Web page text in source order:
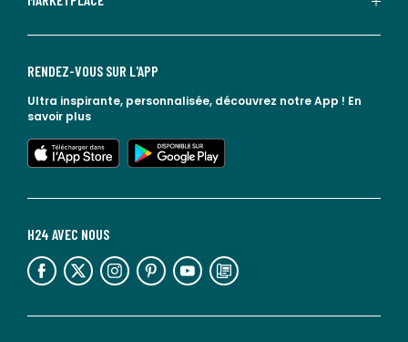
H24 AVEC NOUS
lien vers l'espace réseaux sociaux lien vers l'espace réseaux sociaux lien vers l'espace réseaux sociaux lien vers l'espace réseaux sociaux lien vers l'espace réseaux sociaux lien vers le blog la redoute
RENDEZ-VOUS SUR L'APP
Ultra inspirante, personnalisée, découvrez notre App ! En
savoir plus
lien vers l'app store
lien vers google play